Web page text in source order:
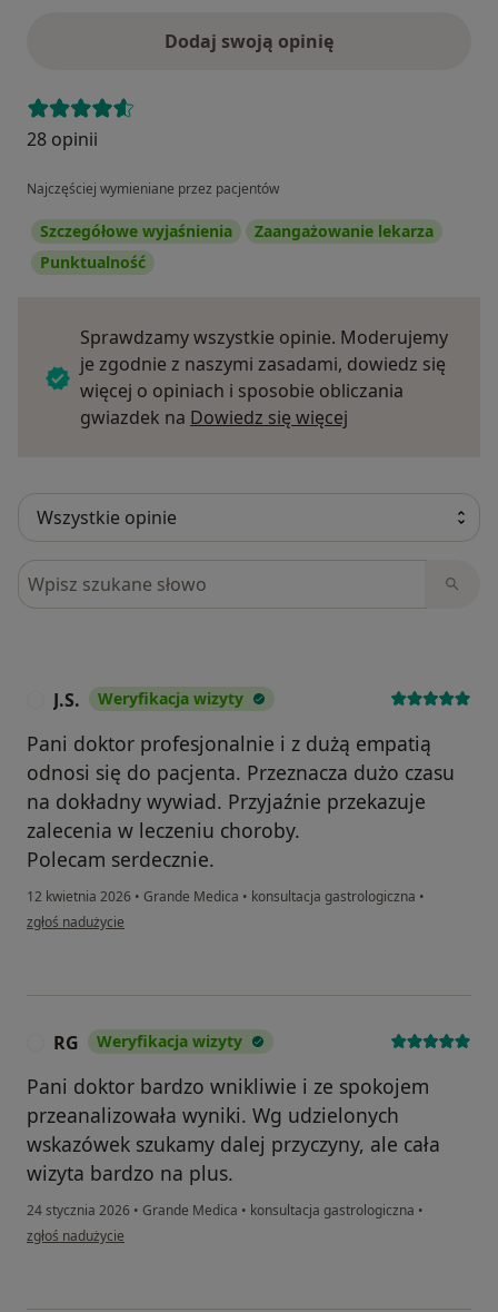
Dodaj swoją opinię
28 opinii
Najczęściej wymieniane przez pacjentów
Szczegółowe wyjaśnienia
Zaangażowanie lekarza
Punktualność
Sprawdzamy wszystkie opinie. Moderujemy
je zgodnie z naszymi zasadami, dowiedz się
więcej o opiniach i sposobie obliczania
gwiazdek na Dowiedz się więcej
Szukaj w opiniach
J.S. Weryfikacja wizyty
Pani doktor profesjonalnie i z dużą empatią
odnosi się do pacjenta. Przeznacza dużo czasu
na dokładny wywiad. Przyjaźnie przekazuje
zalecenia w leczeniu choroby.
Polecam serdecznie.
12 kwietnia 2026 • Grande Medica • konsultacja gastrologiczna •
w opinii użytkownika J.S.
zgłoś nadużycie
RG Weryfikacja wizyty
Pani doktor bardzo wnikliwie i ze spokojem
przeanalizowała wyniki. Wg udzielonych
wskazówek szukamy dalej przyczyny, ale cała
wizyta bardzo na plus.
24 stycznia 2026 • Grande Medica • konsultacja gastrologiczna •
w opinii użytkownika RG
zgłoś nadużycie